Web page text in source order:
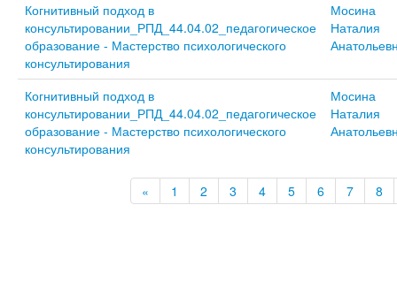
Когнитивный подход в
консультировании_РПД_44.04.02_педагогическое
образование - Мастерство психологического
консультирования
Мосина
Наталия
Когнитивный подход в
консультировании_РПД_44.04.02_педагогическое
образование - Мастерство психологического
консультирования
Мосина
Наталия
« 1 2 3 4 5 6 7 8